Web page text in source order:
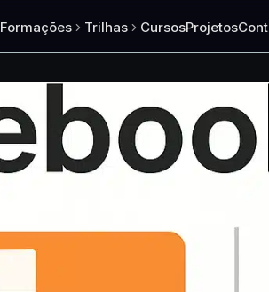
Formações Trilhas CursosProjetos